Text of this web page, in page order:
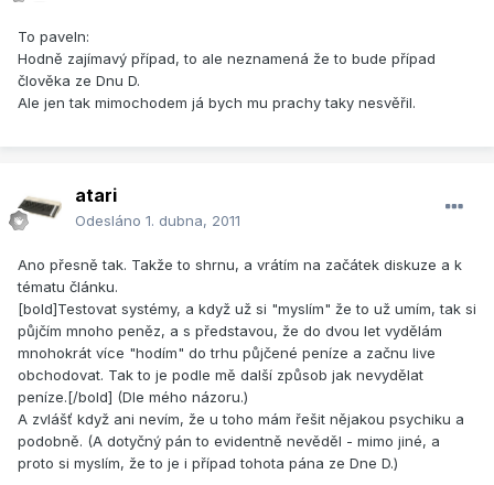
To paveln:
Hodně zajímavý případ, to ale neznamená že to bude případ
člověka ze Dnu D.
Ale jen tak mimochodem já bych mu prachy taky nesvěřil.
atari
Odesláno 1. dubna, 2011
Ano přesně tak. Takže to shrnu, a vrátím na začátek diskuze a k
tématu článku.
[bold]Testovat systémy, a když už si "myslím" že to už umím, tak si
půjčím mnoho peněz, a s představou, že do dvou let vydělám
mnohokrát více "hodím" do trhu půjčené peníze a začnu live
obchodovat. Tak to je podle mě další způsob jak nevydělat
peníze.[/bold] (Dle mého názoru.)
A zvlášť když ani nevím, že u toho mám řešit nějakou psychiku a
podobně. (A dotyčný pán to evidentně nevěděl - mimo jiné, a
proto si myslím, že to je i případ tohota pána ze Dne D.)